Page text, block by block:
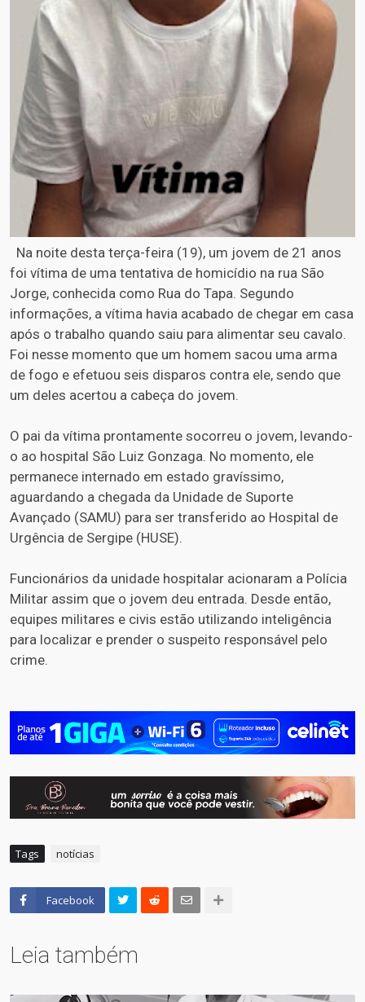
Na noite desta terça-feira (19), um jovem de 21 anos
foi vítima de uma tentativa de homicídio na rua São
Jorge, conhecida como Rua do Tapa. Segundo
informações, a vítima havia acabado de chegar em casa
após o trabalho quando saiu para alimentar seu cavalo.
Foi nesse momento que um homem sacou uma arma
de fogo e efetuou seis disparos contra ele, sendo que
um deles acertou a cabeça do jovem.
O pai da vítima prontamente socorreu o jovem, levando-
o ao hospital São Luiz Gonzaga. No momento, ele
permanece internado em estado gravíssimo,
aguardando a chegada da Unidade de Suporte
Avançado (SAMU) para ser transferido ao Hospital de
Urgência de Sergipe (HUSE).
Funcionários da unidade hospitalar acionaram a Polícia
Militar assim que o jovem deu entrada. Desde então,
equipes militares e civis estão utilizando inteligência
para localizar e prender o suspeito responsável pelo
crime.
Tags notícias
Facebook
Leia também